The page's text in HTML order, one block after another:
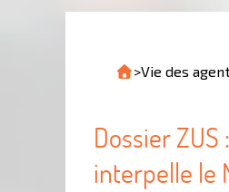
>Vie des
Dossier
interpelle le